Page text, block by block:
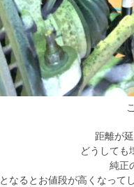
距離が
どうしても
純正
となるとお値段が高くなって